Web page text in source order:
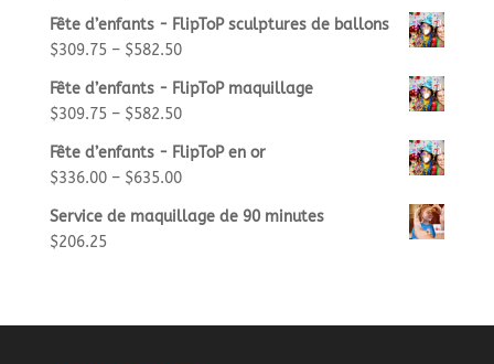
Fête d’enfants - FlipToP sculptures de ballons
$309.75– $582.50
Fête d’enfants - FlipToP maquillage
$309.75– $582.50
Fête d’enfants - FlipToP en or
$336.00– $635.00
Service de maquillage de 90 minutes
$206.25